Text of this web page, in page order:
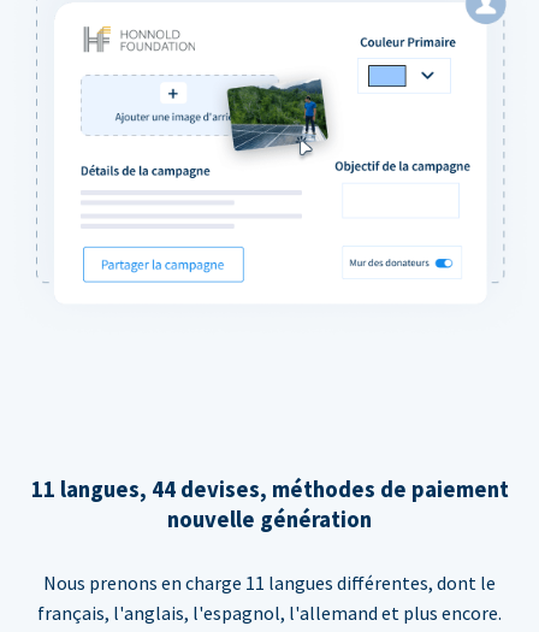
11 langues, 44 devises, méthodes de paiement
nouvelle génération
Nous prenons en charge 11 langues différentes, dont le
français, l'anglais, l'espagnol, l'allemand et plus encore.